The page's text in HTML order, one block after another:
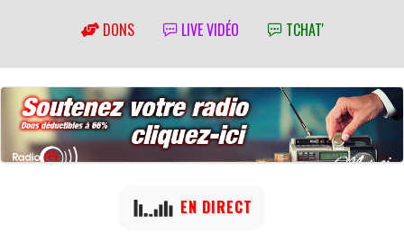
DONS LIVE VIDÉO TCHAT'
EN DIRECT